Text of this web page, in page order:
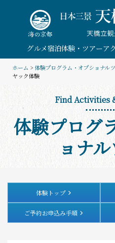
content
グルメ宿泊体験・ツアーア
団体
教育/
観る・
体験
食
ホーム >体験プログラム・オプショナル
ヤック体験
Find Activities
体験プログ
ョナ
体験トップ
ご予約お申込み手順